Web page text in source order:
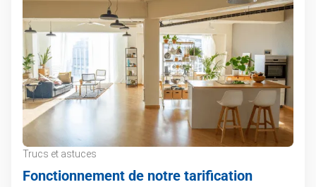
Trucs et astuces
Fonctionnement de notre tarification